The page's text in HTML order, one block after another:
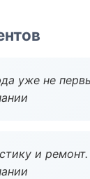
уже не
и